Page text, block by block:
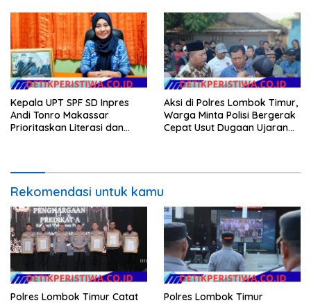
Warga
Kepala UPT SPF SD Inpres
Andi Tonro Makassar
Prioritaskan Literasi dan
Aksi di Polres Lombok Timur,
Warga Minta Polisi Bergerak
Cepat Usut Dugaan Ujaran
Rekomendasi untuk kamu
Polres Lombok Timur Catat
Polres Lombok Timur